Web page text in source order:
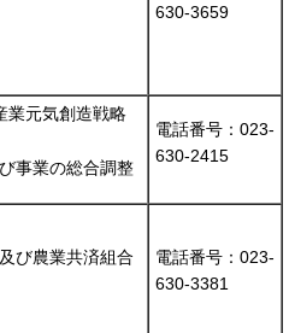
630-3659
業元気創造戦略
事業の総合調整
電話番号：023-
630-2415
び農業共済組合
電話番号：023-
630-3381